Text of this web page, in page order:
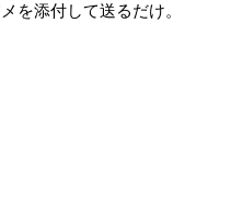
を添付して送るだけ。